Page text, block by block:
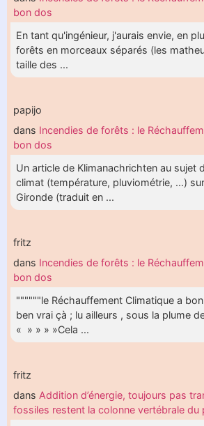
bon dos
En tant qu'ingénieur, j'aurais envie, en
forêts en morceaux séparés (les
taille des ...
papijo
dans Incendies de forêts : le
bon dos
Un article de Klimanachrichten au sujet
climat (température, pluviométrie, ...)
Gironde (traduit en ...
fritz
dans Incendies de forêts : le
bon dos
""""""le Réchauffement Climatique a
ben vrai çà ; lu ailleurs , sous la plume
« » » » »Cela ...
fritz
dans Addition d’énergie, toujours pas
fossiles restent la colonne vertébrale du